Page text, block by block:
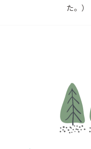
た。）